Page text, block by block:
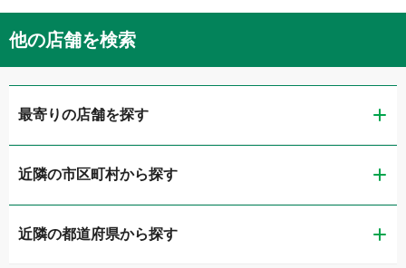
他の店舗を検索
最寄りの店舗を探す
ガリバー大阪住之江店
ガリバー大阪中央出張査定センター
近隣の市区町村から探す
大阪市西区
近隣の都道府県から探す